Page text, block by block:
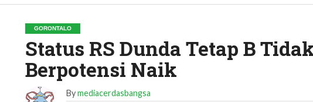
GORONTALO
Status RS Dunda Tetap B
Berpotensi Naik
Bymediacerdasbangsa